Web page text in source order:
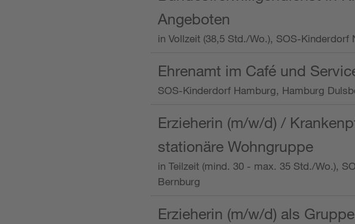
Angeboten
in Vollzeit (38,5 Std./Wo.), SOS-Kinderdorf
Ehrenamt im Café und
SOS-Kinderdorf Hamburg, Hamburg
Erzieherin (m/w/d) /
stationäre Wohngruppe
in Teilzeit (mind. 30 - max. 35 Std./Wo.),
Bernburg
Erzieherin (m/w/d) als